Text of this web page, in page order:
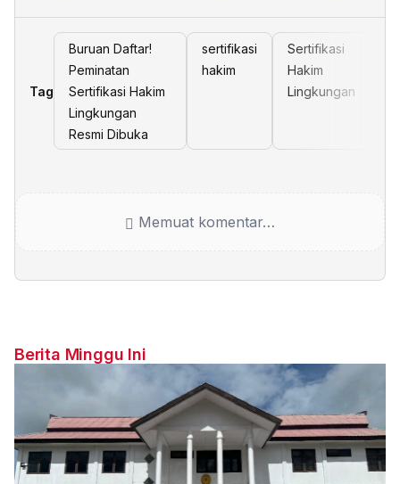
Tag
Buruan Daftar!
Peminatan
Sertifikasi Hakim
Lingkungan
Resmi Dibuka
sertifikasi
hakim
Sertifikasi
Hakim
Lingkungan
Memuat komentar…
Berita Minggu Ini